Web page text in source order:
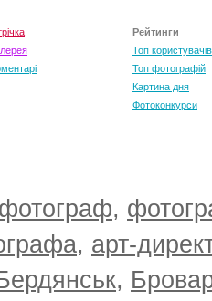
Рейтинги
Топ користувачів
Топ фотографій
Картина дня
Фотоконкурси
,
, арт-
,